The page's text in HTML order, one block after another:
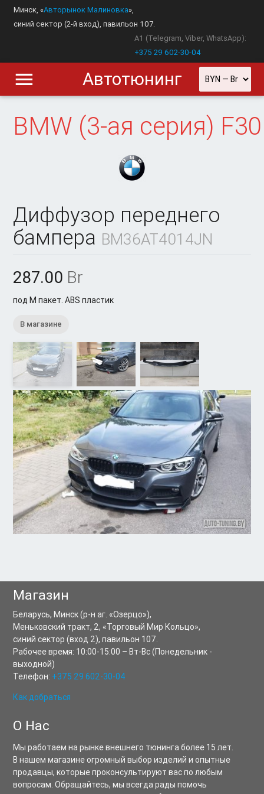
Минск, «Авторынок Малиновка»,
синий сектор (2-й вход), павильон 107.
A1 (Telegram, Viber, WhatsApp):
+375 29 602-30-04
Автотюнинг
BMW (3-ая серия) F30
Диффузор переднего
бампера BM36AT4014JN
287.00 Br
под М пакет. ABS пластик
В магазине
Магазин
Беларусь,Минск(р-н аг. «Озерцо»),
Меньковский тракт, 2, «Торговый Мир Кольцо»,
синий сектор (вход 2), павильон 107.
Рабочее время: 10:00-15:00 –Вт-Вс(Понедельник -
выходной)
Телефон: +375 29 602-30-04
Как добраться
О Нас
Мы работаем на рынке внешнего тюнинга более 15 лет.
В нашем магазине огромный выбор изделий и опытные
продавцы, которые проконсультируют вас по любым
вопросам. Обращайтесь, мы всегда рады помочь